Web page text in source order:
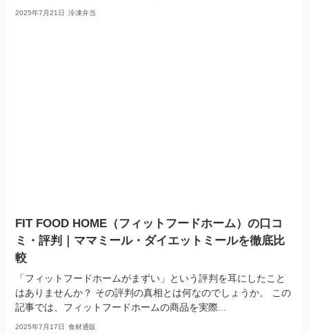
2025年7月21日 冷凍弁当
FIT FOOD HOME（フィットフードホーム）の口コ
ミ・評判｜ママミール・ダイエットミールを徹底比
較
「フィットフードホームがまずい」という評判を耳にしたこと
はありませんか？ その評判の真相とは何なのでしょうか。 この
記事では、フィットフードホームの商品を実際...
2025年7月17日 食材通販